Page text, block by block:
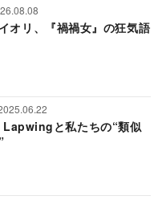
オリ、『禍禍女』の狂気語
と私たちの“類似